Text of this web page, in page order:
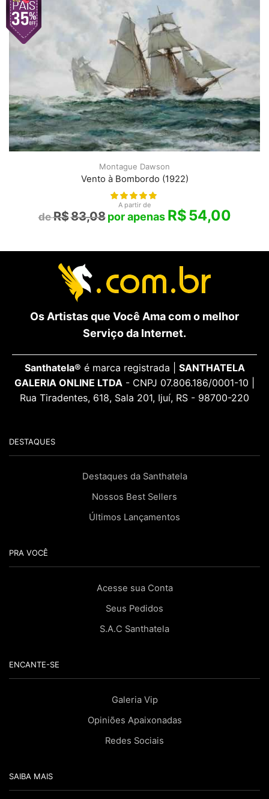
Montague Dawson
Vento à Bombordo (1922)
A partir de
R$83,08 R$54,00
Os Artistas que Você Ama com o melhor
Serviço da Internet.
Santhatela® é marca registrada | SANTHATELA
GALERIA ONLINE LTDA - CNPJ 07.806.186/0001-10 |
Rua Tiradentes, 618, Sala 201, Ijuí, RS - 98700-220
DESTAQUES
Destaques da Santhatela
Nossos Best Sellers
Últimos Lançamentos
PRA VOCÊ
Acesse sua Conta
Seus Pedidos
S.A.C Santhatela
ENCANTE-SE
Galeria Vip
Opiniões Apaixonadas
Redes Sociais
SAIBA MAIS